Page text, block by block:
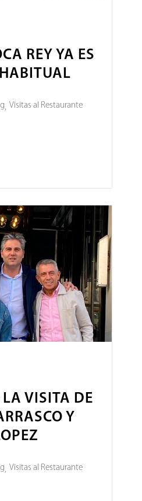
REY YA ES
, Visitas al Restaurante
VISITA DE
Y
, Visitas al Restaurante